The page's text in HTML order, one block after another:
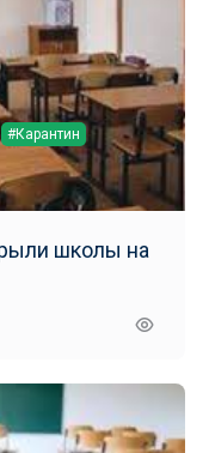
#Карантин
школы на